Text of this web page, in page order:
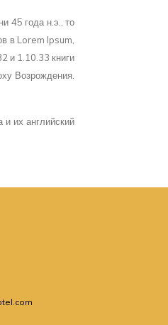
45 года н.э., то
в Lorem Ipsum,
и 1.10.33 книги
Возрождения.
их английский